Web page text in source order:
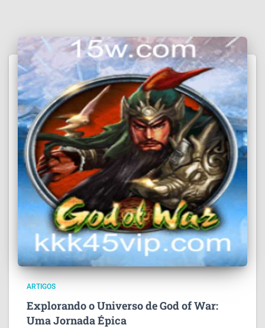
ARTIGOS
Explorando o Universo de God of War:
Uma Jornada Épica